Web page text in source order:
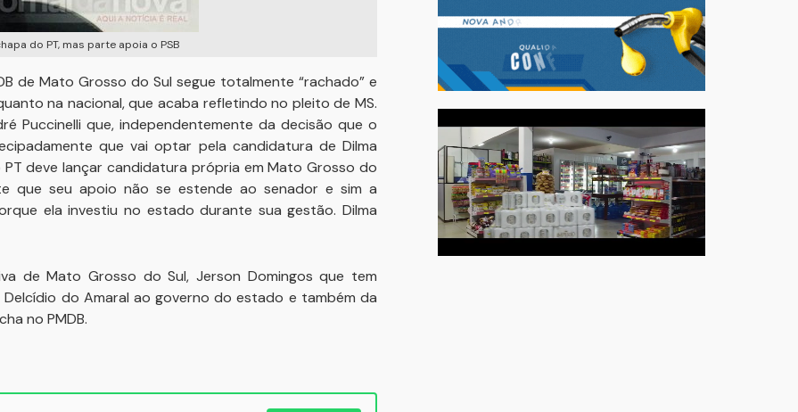
do PT, mas parte apoia o PSB
de Mato Grosso do Sul segue totalmente “rachado” e
na nacional, que acaba refletindo no pleito de MS.
Puccinelli que, independentemente da decisão que o
que vai optar pela candidatura de Dilma
deve lançar candidatura própria em Mato Grosso do
que seu apoio não se estende ao senador e sim a
ela investiu no estado durante sua gestão. Dilma
de Mato Grosso do Sul, Jerson Domingos que tem
do Amaral ao governo do estado e também da
no PMDB.